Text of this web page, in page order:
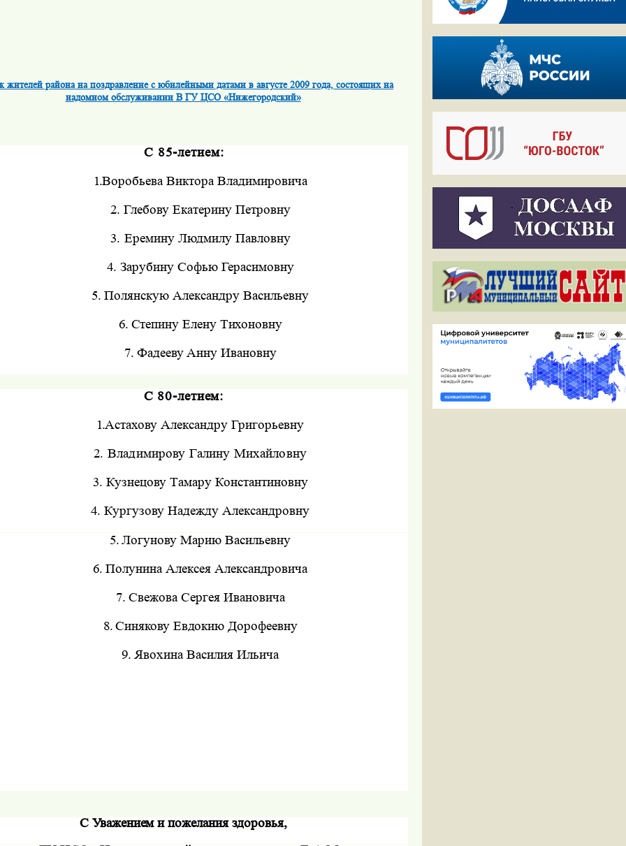
жителей района на поздравление с юбилейными датами в августе 2009 года, состоящих на
надомном обслуживании В ГУ ЦСО «Нижегородский»
С 85-летием:
1.Воробьева Виктора Владимировича
2. Глебову Екатерину Петровну
3. Еремину Людмилу Павловну
4. Зарубину Софью Герасимовну
5. Полянскую Александру Васильевну
6. Степину Елену Тихоновну
7. Фадееву Анну Ивановну
С 80-летием:
1.Астахову Александру Григорьевну
2. Владимирову Галину Михайловну
3. Кузнецову Тамару Константиновну
4. Кургузову Надежду Александровну
5. Логунову Марию Васильевну
6. Полунина Алексея Александровича
7. Свежова Сергея Ивановича
8. Синякову Евдокию Дорофеевну
9. Явохина Василия Ильича
С Уважением и пожелания здоровья,